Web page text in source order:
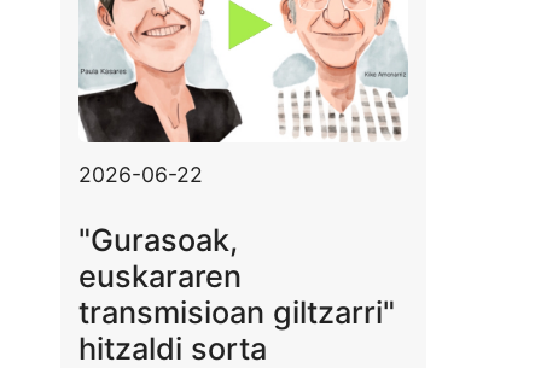
2026-06-22
"Gurasoak,
euskararen
transmisioan giltzarri"
hitzaldi sorta